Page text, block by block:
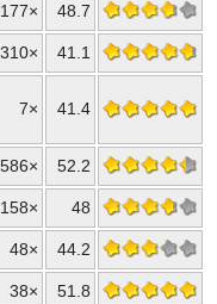
48.7
310× 41.1
7× 41.4
586× 52.2
158× 48
48× 44.2
38× 51.8